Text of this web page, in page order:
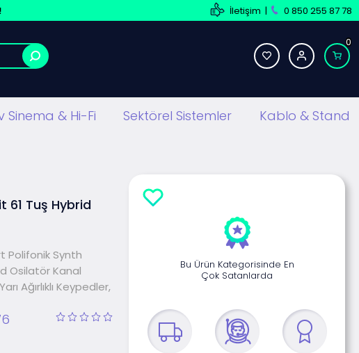
İletişim | 0 850 255 87 78
0
Sinema & Hi-Fi Sektörel Sistemler Kablo & Stand
61 Tuş Hybrid
Polifonik Synth
Osilatör Kanal
Ağırlıklı Keypedler,
Bu Ürün Kategorisinde En
Çok Satanlarda